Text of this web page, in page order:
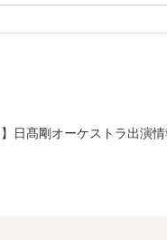
日髙剛オーケストラ出演情